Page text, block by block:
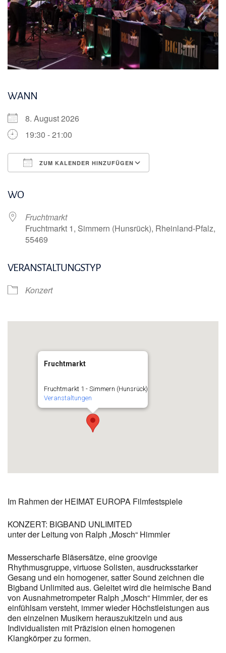
WANN
8. August 2026
19:30 - 21:00
ZUM KALENDER HINZUFÜGEN
WO
Fruchtmarkt
Fruchtmarkt 1, Simmern (Hunsrück), Rheinland-Pfalz,
55469
VERANSTALTUNGSTYP
Konzert
Fruchtmarkt
Fruchtmarkt 1 - Simmern (Hunsrück)
Veranstaltungen
Im Rahmen der HEIMAT EUROPA Filmfestspiele
KONZERT: BIGBAND UNLIMITED
unter der Leitung von Ralph „Mosch“ Himmler
Messerscharfe Bläsersätze, eine groovige
Rhythmusgruppe, virtuose Solisten, ausdrucksstarker
Gesang und ein homogener, satter Sound zeichnen die
Bigband Unlimited aus. Geleitet wird die heimische Band
von Ausnahmetrompeter Ralph „Mosch“ Himmler, der es
einfühlsam versteht, immer wieder Höchstleistungen aus
den einzelnen Musikern herauszukitzeln und aus
Individualisten mit Präzision einen homogenen
Klangkörper zu formen.